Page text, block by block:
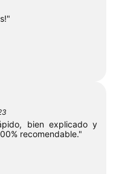
bien explicado y
recomendable."